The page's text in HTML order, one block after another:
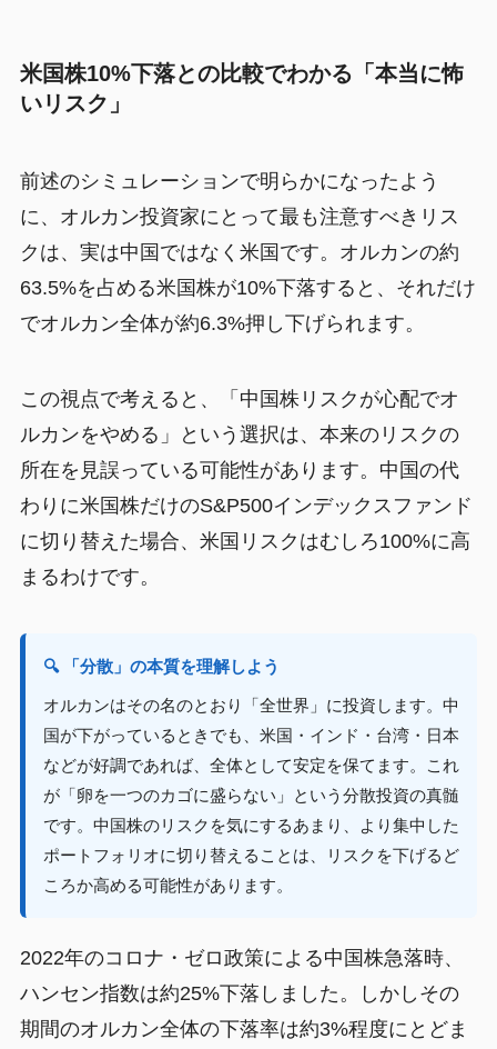
米国株10%下落との比較でわかる「本当に怖
いリスク」
前述のシミュレーションで明らかになったよう
に、オルカン投資家にとって最も注意すべきリス
クは、実は中国ではなく米国です。オルカンの約
63.5%を占める米国株が10%下落すると、それだけ
でオルカン全体が約6.3%押し下げられます。
この視点で考えると、「中国株リスクが心配でオ
ルカンをやめる」という選択は、本来のリスクの
所在を見誤っている可能性があります。中国の代
わりに米国株だけのS&P500インデックスファンド
に切り替えた場合、米国リスクはむしろ100%に高
まるわけです。
🔍 「分散」の本質を理解しよう
オルカンはその名のとおり「全世界」に投資します。中
国が下がっているときでも、米国・インド・台湾・日本
などが好調であれば、全体として安定を保てます。これ
が「卵を一つのカゴに盛らない」という分散投資の真髄
です。中国株のリスクを気にするあまり、より集中した
ポートフォリオに切り替えることは、リスクを下げるど
ころか高める可能性があります。
2022年のコロナ・ゼロ政策による中国株急落時、
ハンセン指数は約25%下落しました。しかしその
期間のオルカン全体の下落率は約3%程度にとどま